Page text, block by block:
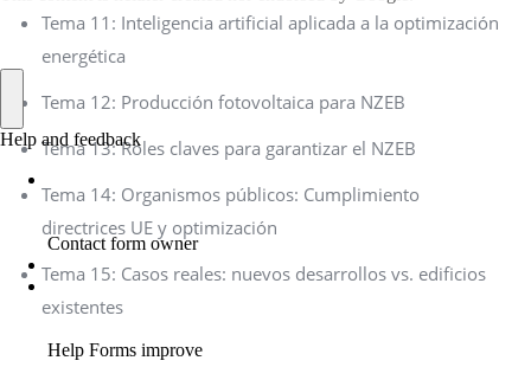
Tema 11: Inteligencia artificial aplicada a la optimización
energética
Tema 12: Producción fotovoltaica para NZEB
Tema 13: Roles claves para garantizar el NZEB
Tema 14: Organismos públicos: Cumplimiento
directrices UE y optimización
Tema 15: Casos reales: nuevos desarrollos vs. edificios
existentes